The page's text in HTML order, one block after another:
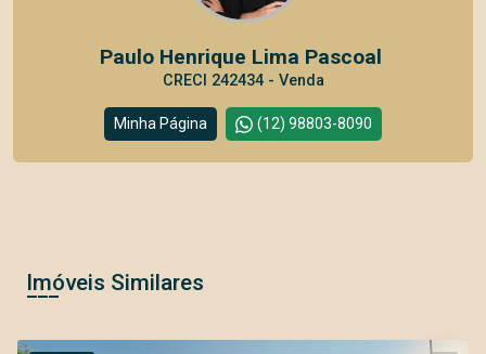
Paulo Henrique Lima Pascoal
CRECI 242434 - Venda
Minha Página (12) 98803-8090
Imóveis Similares